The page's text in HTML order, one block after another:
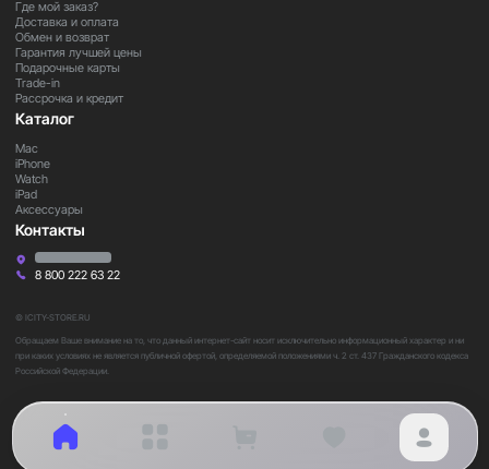
© ICITY-STORE.RU
Обращаем Ваше внимание на то, что данный интернет-сайт носит исключительно информационный характер и ни
при каких условиях не является публичной офертой, определяемой положениями ч. 2 ст. 437 Гражданского кодекса
Российской Федерации.
Где мой заказ?
Доставка и оплата
Обмен и возврат
Гарантия лучшей цены
Подарочные карты
Trade-in
Рассрочка и кредит
Каталог
Mac
iPhone
Watch
iPad
Аксессуары
Контакты
8 800 222 63 22